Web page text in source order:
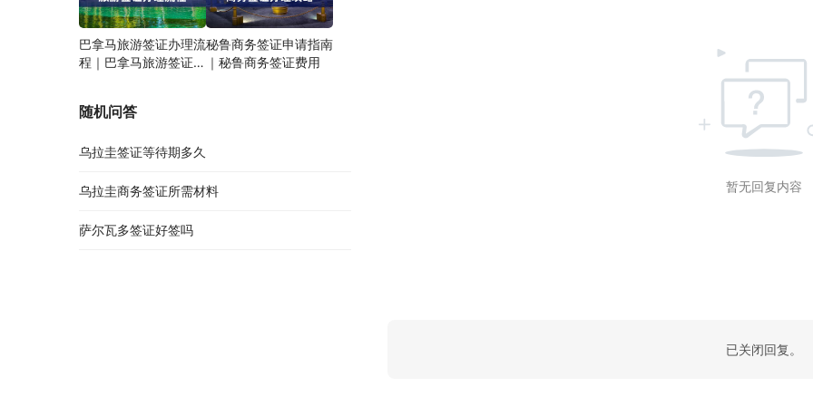
暂无回复内容
已关闭回复。
巴拿马旅游签证办理流
程｜巴拿马旅游签证有
秘鲁商务签证申请指南
｜秘鲁商务签证费用
随机问答
乌拉圭签证等待期多久
乌拉圭商务签证所需材料
萨尔瓦多签证好签吗